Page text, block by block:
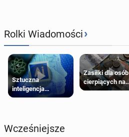
Rolki Wiadomości›
Sztuczna
inteligencja
próbowała oszukać
Zasiłki dla osób
cierpiących na
schorzenia
Wcześniejsze